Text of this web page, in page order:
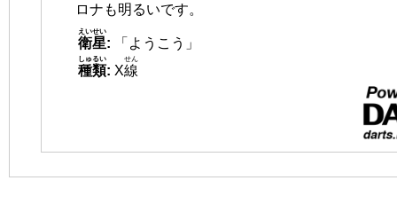
ロナも明るいです。
衛星
えいせい
:
「ようこう」
種類
しゅるい
: X線
せん